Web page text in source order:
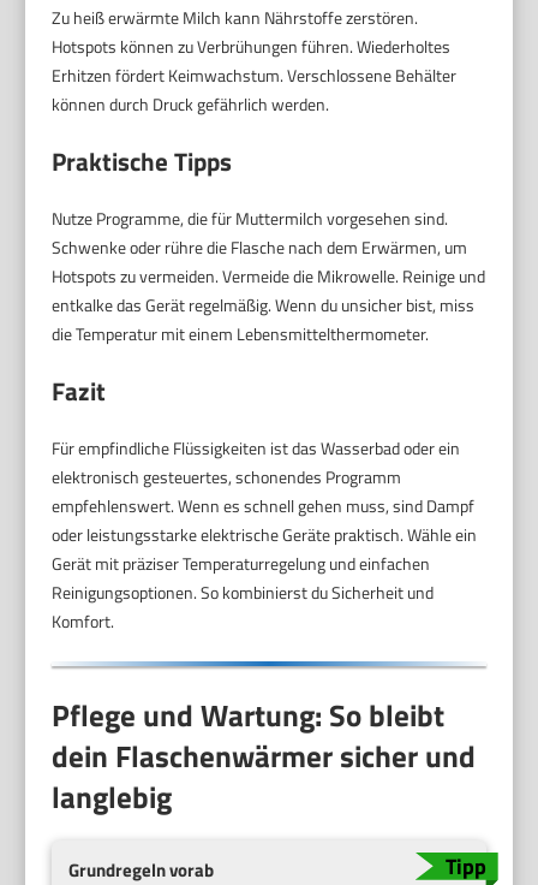
Zu heiß erwärmte Milch kann Nährstoffe zerstören.
Hotspots können zu Verbrühungen führen. Wiederholtes
Erhitzen fördert Keimwachstum. Verschlossene Behälter
können durch Druck gefährlich werden.
Praktische Tipps
Nutze Programme, die für Muttermilch vorgesehen sind.
Schwenke oder rühre die Flasche nach dem Erwärmen, um
Hotspots zu vermeiden. Vermeide die Mikrowelle. Reinige und
entkalke das Gerät regelmäßig. Wenn du unsicher bist, miss
die Temperatur mit einem Lebensmittelthermometer.
Fazit
Für empfindliche Flüssigkeiten ist das Wasserbad oder ein
elektronisch gesteuertes, schonendes Programm
empfehlenswert. Wenn es schnell gehen muss, sind Dampf
oder leistungsstarke elektrische Geräte praktisch. Wähle ein
Gerät mit präziser Temperaturregelung und einfachen
Reinigungsoptionen. So kombinierst du Sicherheit und
Komfort.
Pflege und Wartung: So bleibt
dein Flaschenwärmer sicher und
langlebig
Grundregeln vorab